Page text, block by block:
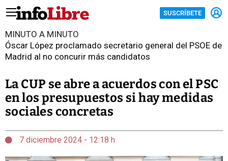
SUSCRÍBETE
MINUTO A MINUTO
Óscar López proclamado secretario general del PSOE de
Madrid al no concurir más candidatos
La CUP se abre a acuerdos con el PSC
en los presupuestos si hay medidas
sociales concretas
7 diciembre 2024 - 12:18 h